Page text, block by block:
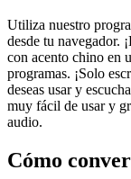
Utiliza nuestro
desde tu navegador.
con acento chino en
programas. ¡Solo
deseas usar y
muy fácil de usar y
audio.
Cómo